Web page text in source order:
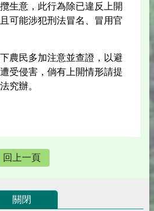
生意，此行為除已違反上開
可能涉犯刑法冒名、冒用官
農民多加注意並查證，以避
受侵害，倘有上開情形請提
究辦。
回上一頁
關閉